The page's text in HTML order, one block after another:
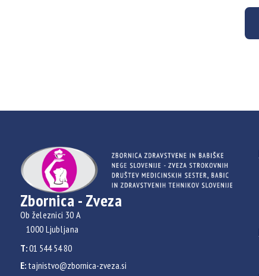
Zbornica - Zveza
Ob železnici 30 A
1000 Ljubljana
T:01 544 54 80
E:tajnistvo@zbornica-zveza.si